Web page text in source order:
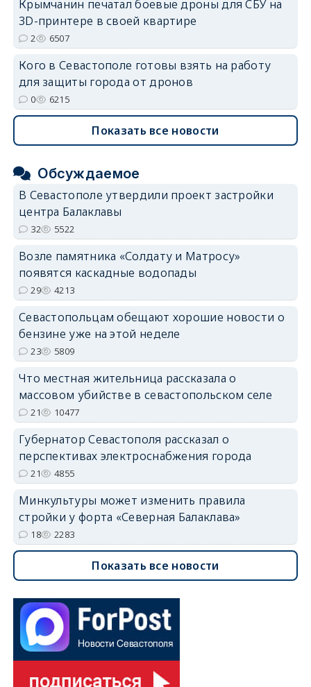
Крымчанин печатал боевые дроны для СБУ на
3D-принтере в своей квартире
2 6507
Кого в Севастополе готовы взять на работу
для защиты города от дронов
0 6215
Показать все новости
Обсуждаемое
В Севастополе утвердили проект застройки
центра Балаклавы
32 5522
Возле памятника «Солдату и Матросу»
появятся каскадные водопады
29 4213
Севастопольцам обещают хорошие новости о
бензине уже на этой неделе
23 5809
Что местная жительница рассказала о
массовом убийстве в севастопольском селе
21 10477
Губернатор Севастополя рассказал о
перспективах электроснабжения города
21 4855
Минкультуры может изменить правила
стройки у форта «Северная Балаклава»
18 2283
Показать все новости